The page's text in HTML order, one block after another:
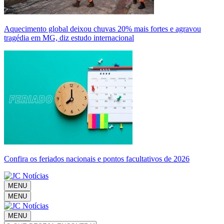
Aquecimento global deixou chuvas 20% mais fortes e agravou
tragédia em MG, diz estudo internacional
Confira os feriados nacionais e pontos facultativos de 2026
MENU
MENU
MENU